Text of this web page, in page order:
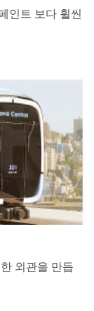
인트 보다 휠씬
외관을 만듭